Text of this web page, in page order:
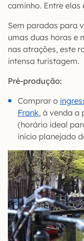
caminho. Entre elas
Sem paradas para
umas duas horas e
nas atrações, este
intensa turistagem.
Pré-produção:
Comprar o
Frank, à venda a
(horário ideal
início planejado